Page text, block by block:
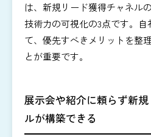
は、新規リード獲得チャネル
技術力の可視化の3点です。
て、優先すべきメリットを整
とが重要です。
展示会や紹介に頼らず新
ルが構築できる